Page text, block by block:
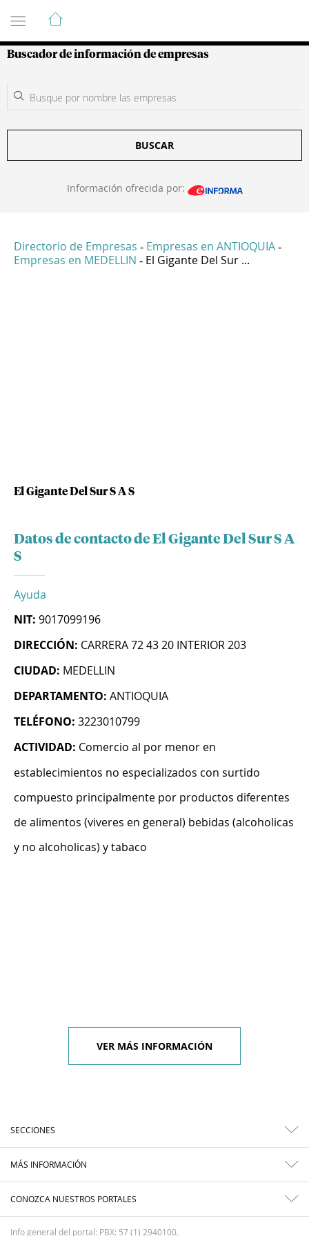
Guía de Empresas Colombianas
Buscador de información de empresas
BUSCAR
Información ofrecida por:
Directorio de Empresas - Empresas en ANTIOQUIA -
Empresas en MEDELLIN - El Gigante Del Sur ...
El Gigante Del Sur S A S
Datos de contacto de El Gigante Del Sur S A
S
Ayuda
NIT: 9017099196
DIRECCIÓN: CARRERA 72 43 20 INTERIOR 203
CIUDAD: MEDELLIN
DEPARTAMENTO: ANTIOQUIA
TELÉFONO: 3223010799
ACTIVIDAD: Comercio al por menor en
establecimientos no especializados con surtido
compuesto principalmente por productos diferentes
de alimentos (viveres en general) bebidas (alcoholicas
y no alcoholicas) y tabaco
VER MÁS INFORMACIÓN
SECCIONES
MÁS INFORMACIÓN
CONOZCA NUESTROS PORTALES
Info general del portal: PBX: 57 (1) 2940100.